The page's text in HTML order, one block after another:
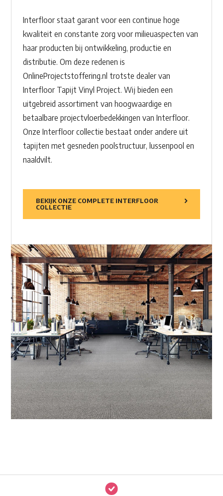
Interfloor staat garant voor een continue hoge
kwaliteit en constante zorg voor milieuaspecten van
haar producten bij ontwikkeling, productie en
distributie. Om deze redenen is
OnlineProjectstoffering.nl trotste dealer van
Interfloor Tapijt Vinyl Project. Wij bieden een
uitgebreid assortiment van hoogwaardige en
betaalbare projectvloerbedekkingen van Interfloor.
Onze Interfloor collectie bestaat onder andere uit
tapijten met gesneden poolstructuur, lussenpool en
naaldvilt.
BEKIJK ONZE COMPLETE INTERFLOOR
COLLECTIE